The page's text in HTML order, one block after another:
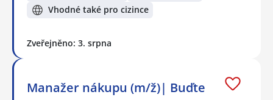
Vhodné také pro cizince
Zveřejněno: 3. srpna
Manažer nákupu (m/ž)| Buďte